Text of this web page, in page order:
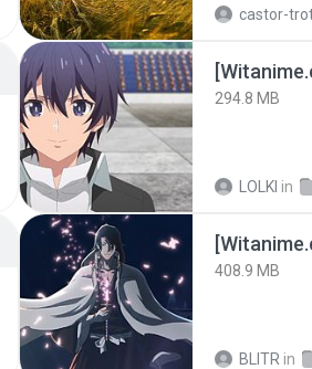
castor-
294.8 MB
LOLKI in
408.9 MB
BLITR in